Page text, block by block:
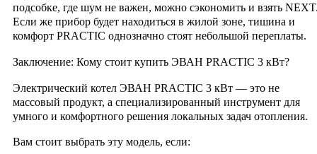
подсобке, где шум не важен, можно сэкономить и взять
Если же прибор будет находиться в жилой зоне, тишина и
комфорт PRACTIC однозначно стоят небольшой переплаты.
Заключение: Кому стоит купить ЭВАН PRACTIC 3 кВт?
Электрический котел ЭВАН PRACTIC 3 кВт — это не
массовый продукт, а специализированный инструмент для
умного и комфортного решения локальных задач отопления.
Вам стоит выбрать эту модель, если: